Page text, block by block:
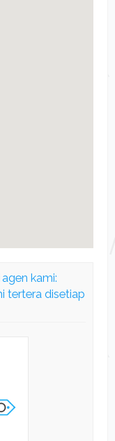
kami:
tertera disetiap